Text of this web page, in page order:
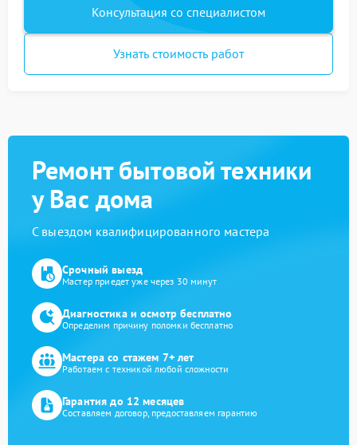
Консультация со специалистом
Узнать стоимость работ
Ремонт бытовой техники
у Вас дома
С выездом квалифицированного мастера
Срочный выезд
Мастер приедет уже через 30 минут
Диагностика и осмотр бесплатно
Определим причину поломки бесплатно
Мастера со стажем 7+ лет
Работаем с техникой любой сложности
Гарантия до 12 месяцев
Составляем договор, предоставляем гарантию